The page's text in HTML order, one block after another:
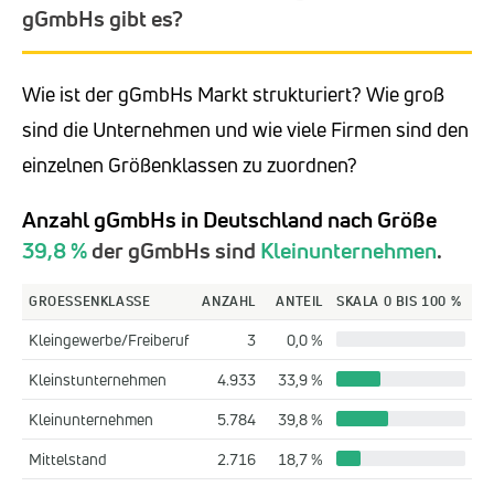
gGmbHs gibt es?
Wie ist der gGmbHs Markt strukturiert? Wie groß
sind die Unternehmen und wie viele Firmen sind den
einzelnen Größenklassen zu zuordnen?
Anzahl gGmbHs in Deutschland nach Größe
39,8 %der gGmbHs sind Kleinunternehmen.
GROESSENKLASSE ANZAHL ANTEIL SKALA 0 BIS 100 %
Kleingewerbe/Freiberuf 3
0,0 %
Kleinstunternehmen
4.933
33,9 %
Kleinunternehmen
5.784
39,8 %
Mittelstand
2.716
18,7 %